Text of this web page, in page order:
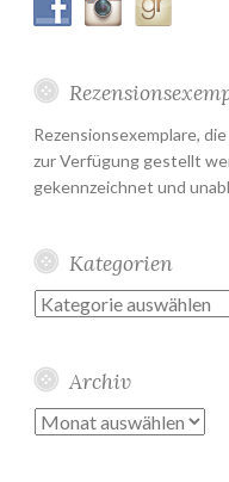
Rezensionsexemplare,
zur Verfügung gestellt
gekennzeichnet und
Kategorien
Kategorien
Archiv
Archiv